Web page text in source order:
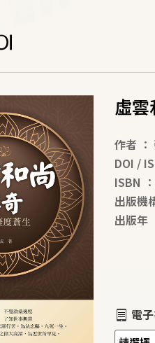
虛
作者 ：
DOI /
ISBN ：
出版機
出版年
電